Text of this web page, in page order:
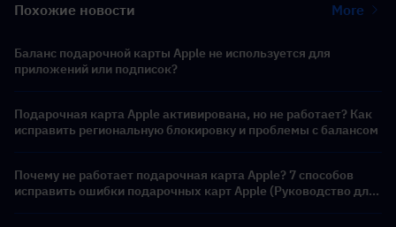
Похожие новости More
Баланс подарочной карты Apple не используется для
приложений или подписок?
Подарочная карта Apple активирована, но не работает? Как
исправить региональную блокировку и проблемы с балансом
Почему не работает подарочная карта Apple? 7 способов
исправить ошибки подарочных карт Apple (Руководство для